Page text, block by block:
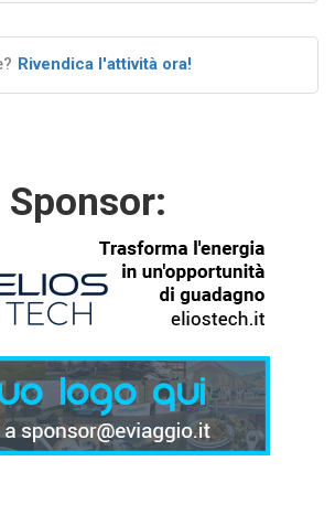
Rivendica l'attività ora!
Sponsor: